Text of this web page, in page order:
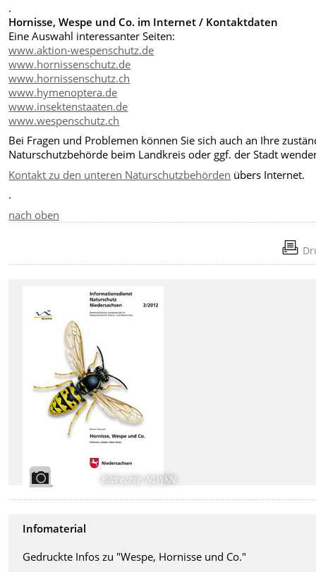
.
Hornisse, Wespe und Co. im Internet / Kontaktdaten
Eine Auswahl interessanter Seiten:
www.aktion-wespenschutz.de
www.hornissenschutz.de
www.hornissenschutz.ch
www.hymenoptera.de
www.insektenstaaten.de
www.wespenschutz.ch
Bei Fragen und Problemen können Sie sich auch an Ihre
Naturschutzbehörde beim Landkreis oder ggf. der Stadt
Kontakt zu den unteren Naturschutzbehörden übers Internet.
.
nach oben
Bildrechte: NLWKN
Infomaterial
Gedruckte Infos zu "Wespe, Hornisse und Co."